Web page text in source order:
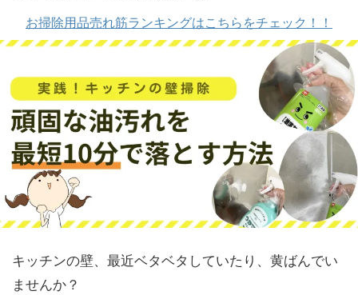
お掃除用品売れ筋ランキングはこちらをチェック！！
キッチンの壁、最近ベタベタしていたり、黄ばんでい
ませんか？